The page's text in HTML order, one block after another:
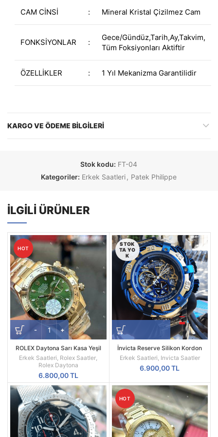
CAM CİNSİ : Mineral Kristal Çizilmez Cam
FONKSİYONLAR :
Gece/Gündüz,Tarih,Ay,Takvim,
Tüm Foksiyonları Aktiftir
ÖZELLİKLER : 1 Yıl Mekanizma Garantilidir
KARGO VE ÖDEME BILGILERI
Stok kodu: FT-04
Kategoriler: Erkek Saatleri, Patek Philippe
İLGILI ÜRÜNLER
HOT
ROLEX Daytona Sarı Kasa Yeşil
Kadran 116508
Erkek Saatleri, Rolex Saatler,
Rolex Daytona
6.800,00TL
STOK
TA YO
K
İnvicta Reserve Silikon Kordon
Replika Erkek Kol Saati
Erkek Saatleri, Invicta Saatler
6.900,00TL
HOT